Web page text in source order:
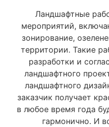
Ландшафтные
мероприятий,
зонирование,
территории. Такие
разработки и
ландшафтного
ландшафтного
заказчик получает
в любое время года
гармонично. И